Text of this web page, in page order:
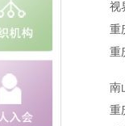
视
重
重
南
重